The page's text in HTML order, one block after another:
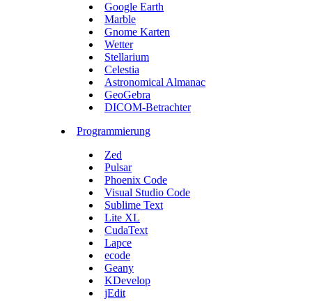
Google Earth
Marble
Gnome Karten
Wetter
Stellarium
Celestia
Astronomical Almanac
GeoGebra
DICOM-Betrachter
Programmierung
Zed
Pulsar
Phoenix Code
Visual Studio Code
Sublime Text
Lite XL
CudaText
Lapce
ecode
Geany
KDevelop
jEdit